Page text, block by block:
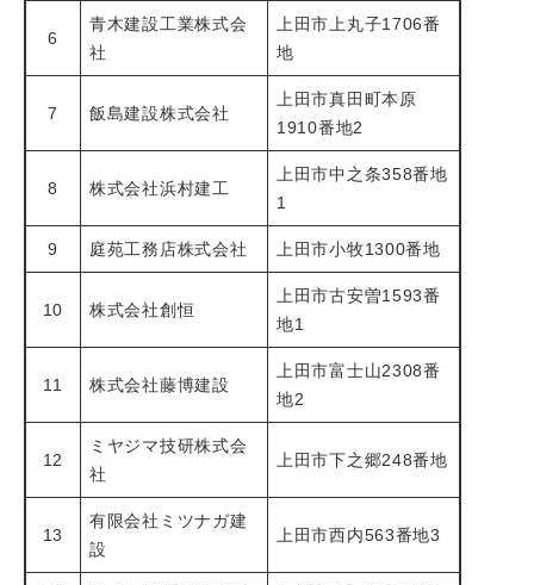
6
青木建設工業株式会
社
上田市上丸子1706番
地
7 飯島建設株式会社
上田市真田町本原
1910番地2
8 株式会社浜村建工
上田市中之条358番地
1
9 庭苑工務店株式会社 上田市小牧1300番地
10 株式会社創恒
上田市古安曽1593番
地1
11 株式会社藤博建設
上田市富士山2308番
地2
12
ミヤジマ技研株式会
社
上田市下之郷248番地
13
有限会社ミツナガ建
設
上田市西内563番地3